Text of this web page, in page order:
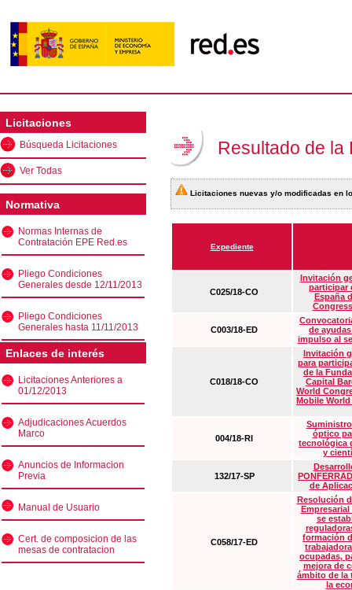
Licitaciones
Búsqueda Licitaciones
Ver Todas
Normativa
Normas Internas de
Contratación EPE Red.es
Pliego Condiciones
Generales desde 12/11/2013
Pliego Condiciones
Generales hasta 11/11/2013
Enlaces de interés
Licitaciones Anteriores a
01/12/2013
Adjudicaciones Acuerdos
Marco
Anuncios de Informacion
Previa
Manual de Usuario
Cert. de composicion de las
mesas de contratacion
Resultado de la
Licitaciones nuevas y/o modificadas en
Expediente
C025/18-CO
Invitación
participar
España
C003/18-ED
de
impulso al
C018/18-CO
Invitación
para
de la
Capital
World
Mobile
004/18-RI
óptico
tecnológica
y
132/17-SP
de
C058/17-ED
Resolución
Empresarial
se
formación
ocupadas,
mejora de
ámbito de la
la